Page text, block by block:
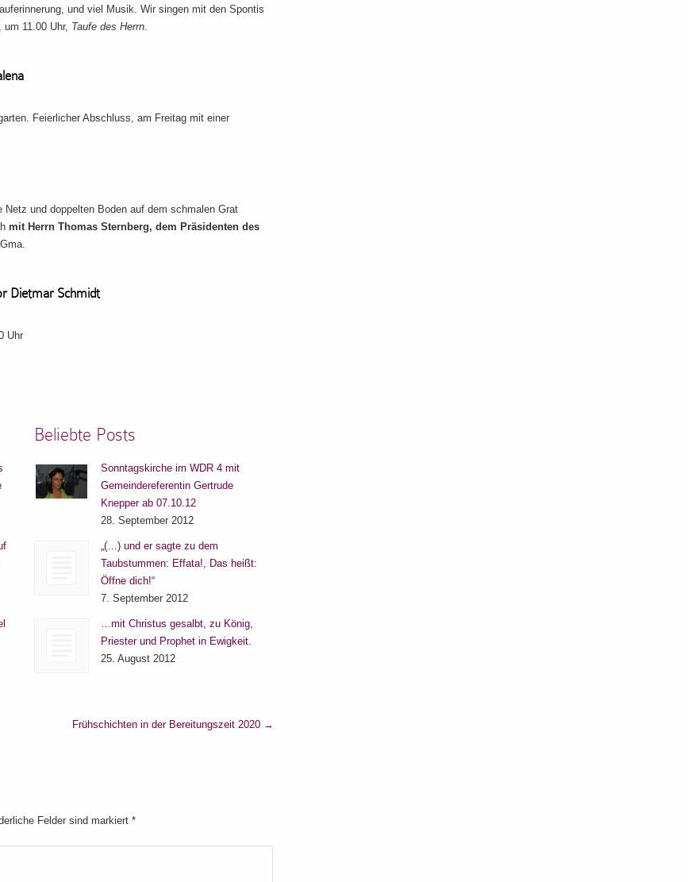
und viel Musik. Wir singen mit den Spontis
11.00 Uhr, Taufe des Herrn.
Feierlicher Abschluss, am Freitag mit einer
und doppelten Boden auf dem schmalen Grat
mit Herrn Thomas Sternberg, dem Präsidenten des
Dietmar Schmidt
Uhr
Beliebte Posts
Sonntagskirche im WDR 4 mit
Gemeindereferentin Gertrude
Knepper ab 07.10.12
28. September 2012
„(…) und er sagte zu dem
Taubstummen: Effata!, Das heißt:
Öffne dich!“
7. September 2012
…mit Christus gesalbt, zu König,
Priester und Prophet in Ewigkeit.
25. August 2012
Frühschichten in der Bereitungszeit 2020 →
Felder sind markiert *